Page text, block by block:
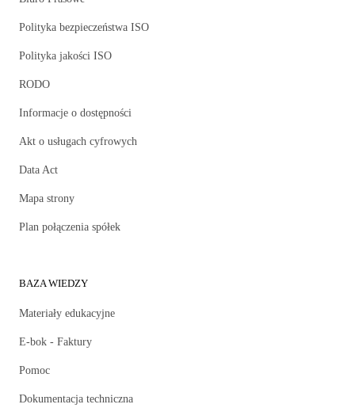
Polityka bezpieczeństwa ISO
Polityka jakości ISO
RODO
Informacje o dostępności
Akt o usługach cyfrowych
Data Act
Mapa strony
Plan połączenia spółek
BAZA WIEDZY
Materiały edukacyjne
E-bok - Faktury
Pomoc
Dokumentacja techniczna